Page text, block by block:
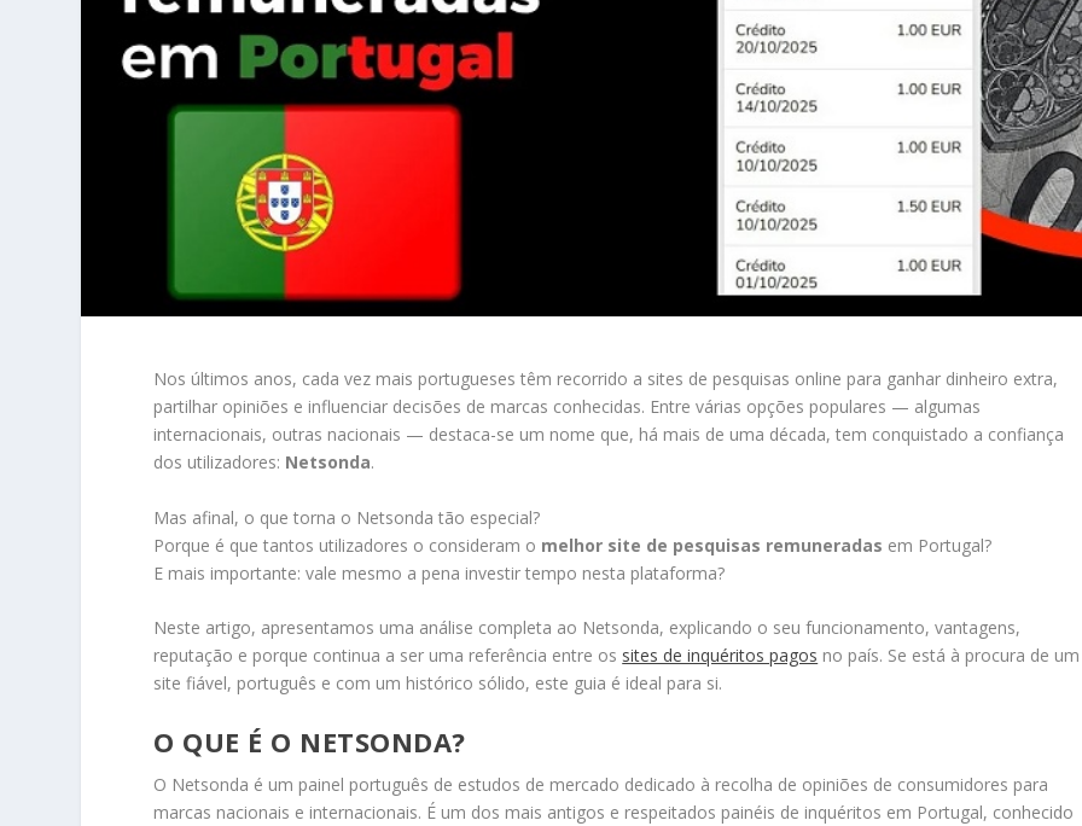
Nos últimos anos, cada vez mais portugueses têm recorrido a sites de pesquisas online para ganhar dinheiro extra,
partilhar opiniões e influenciar decisões de marcas conhecidas. Entre várias opções populares — algumas
internacionais, outras nacionais — destaca-se um nome que, há mais de uma década, tem conquistado a confiança
dos utilizadores: Netsonda.
Mas afinal, o que torna o Netsonda tão especial?
Porque é que tantos utilizadores o consideram o melhor site de pesquisas remuneradas em Portugal?
E mais importante: vale mesmo a pena investir tempo nesta plataforma?
Neste artigo, apresentamos uma análise completa ao Netsonda, explicando o seu funcionamento, vantagens,
reputação e porque continua a ser uma referência entre os sites de inquéritos pagos no país. Se está à procura de um
site fiável, português e com um histórico sólido, este guia é ideal para si.
O QUE É O NETSONDA?
O Netsonda é um painel português de estudos de mercado dedicado à recolha de opiniões de consumidores para
marcas nacionais e internacionais. É um dos mais antigos e respeitados painéis de inquéritos em Portugal, conhecido